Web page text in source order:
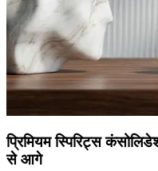
प्रिमियम स्पिरिट्स
से आगे